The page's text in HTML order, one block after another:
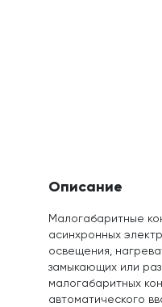
Описание
Малогабаритные
асинхронных
освещения,
замыкающих или
малогабаритных
автоматического